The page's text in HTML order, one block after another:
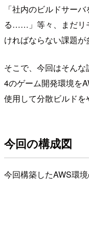
「社内のビルドサー
る……」等々、まだリ
ければならない課題が
そこで、今回はそん
4のゲーム開発環境を
使用して分散ビルドを
今回の構成図
今回構築したAWS環